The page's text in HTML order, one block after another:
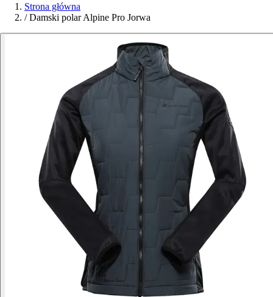
Strona główna
/ Damski polar Alpine Pro Jorwa